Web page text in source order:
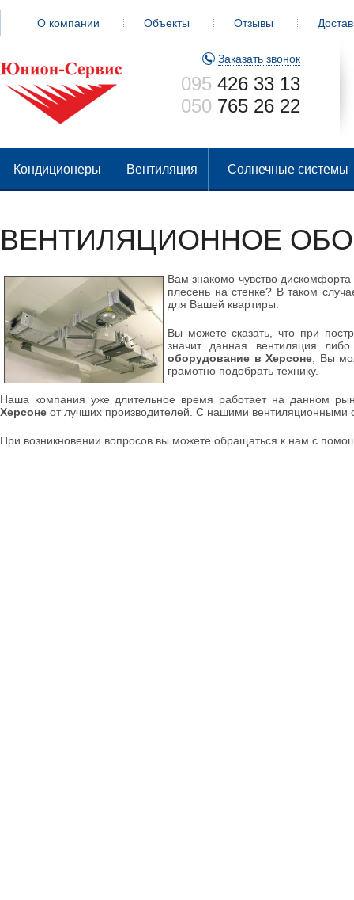
О компании Объекты Отзывы
Заказать звонок
095 426 33 13
050 765 26 22
Кондиционеры Вентиляция Солнечные системы
ВЕНТИЛЯЦИОННОЕ
Вам знакомо чувство
плесень на стенке? В таком
для Вашей квартиры.
Вы можете сказать, что при
значит данная вентиляция
оборудование в Херсоне , Вы
грамотно подобрать технику.
Наша компания уже длительное время работает на данном
Херсоне от лучших производителей. С нашими вентиляционными
При возникновении вопросов вы можете обращаться к нам с